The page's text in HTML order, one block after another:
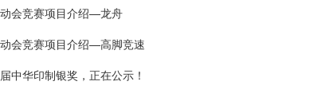
会竞赛项目介绍—龙舟
会竞赛项目介绍—高脚竞速
中华印制银奖，正在公示！